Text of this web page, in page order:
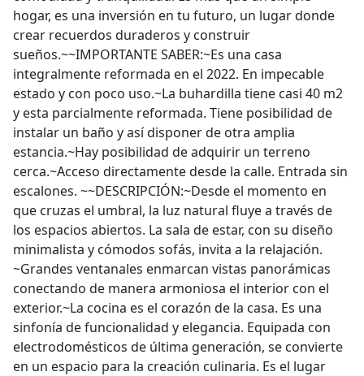
hogar, es una inversión en tu futuro, un lugar donde
crear recuerdos duraderos y construir
sueños.~~IMPORTANTE SABER:~Es una casa
integralmente reformada en el 2022. En impecable
estado y con poco uso.~La buhardilla tiene casi 40 m2
y esta parcialmente reformada. Tiene posibilidad de
instalar un baño y así disponer de otra amplia
estancia.~Hay posibilidad de adquirir un terreno
cerca.~Acceso directamente desde la calle. Entrada sin
escalones. ~~DESCRIPCIÓN:~Desde el momento en
que cruzas el umbral, la luz natural fluye a través de
los espacios abiertos. La sala de estar, con su diseño
minimalista y cómodos sofás, invita a la relajación.
~Grandes ventanales enmarcan vistas panorámicas
conectando de manera armoniosa el interior con el
exterior.~La cocina es el corazón de la casa. Es una
sinfonía de funcionalidad y elegancia. Equipada con
electrodomésticos de última generación, se convierte
en un espacio para la creación culinaria. Es el lugar